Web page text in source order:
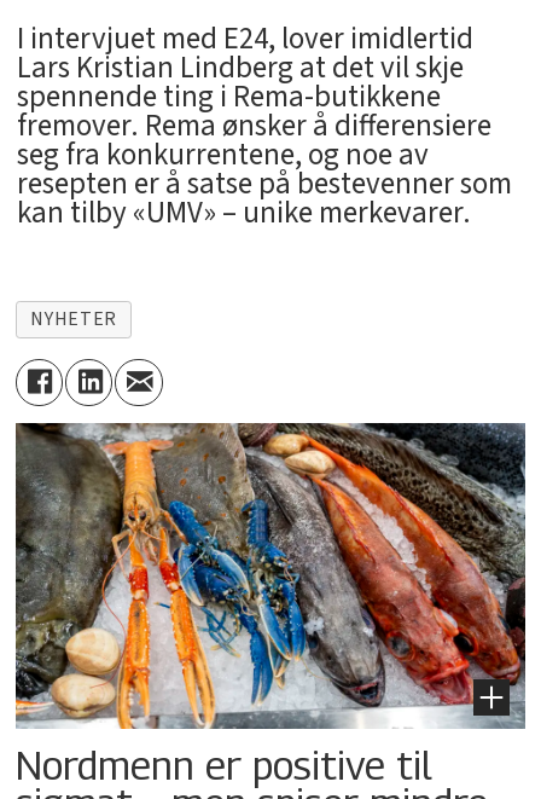
I intervjuet med E24, lover imidlertid
Lars Kristian Lindberg at det vil skje
spennende ting i Rema-butikkene
fremover. Rema ønsker å differensiere
seg fra konkurrentene, og noe av
resepten er å satse på bestevenner som
kan tilby «UMV» – unike merkevarer.
NYHETER
Nordmenn er positive til